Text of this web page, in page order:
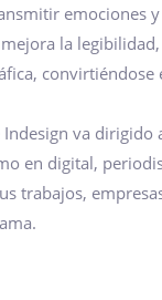
emociones
la
va dirigido
en digital,
trabajos,